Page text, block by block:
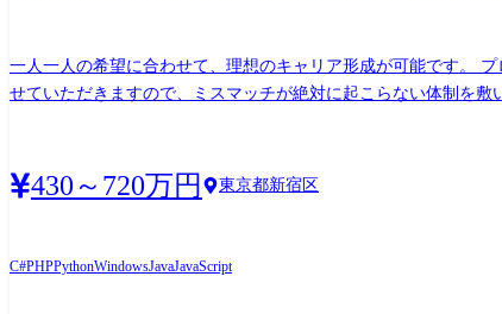
一人一人の希望に合わせて、理想のキャリア形成が可能です。
せていただきますので、ミスマッチが絶対に起こらない体制を敷いております。 <プロジェクト例> ※あくまで一例になります(常時数百件以上のプロジ
<担当フェーズ> 要件定義～テスト <言語> Java・PHP 様々なエンジニアが様々な分野で活躍をしております。 【当社で稼働するエンジニアの一例】 ●Java(Web系) :141名 ●JavaScript:159名
430～720万円 東京都新宿区
C#PHPPythonWindowsJavaJavaScript